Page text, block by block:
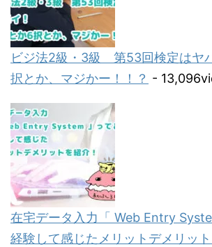
ビジ法2級・3級 第53回検定はヤ
択とか、マジかー！！？ -
在宅データ入力「 Web Entry
経験して感じたメリットデメリット